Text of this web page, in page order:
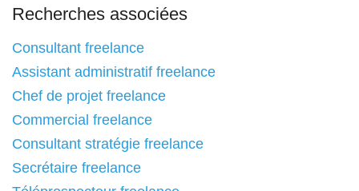
Recherches associées
Consultant freelance
Assistant administratif freelance
Chef de projet freelance
Commercial freelance
Consultant stratégie freelance
Secrétaire freelance